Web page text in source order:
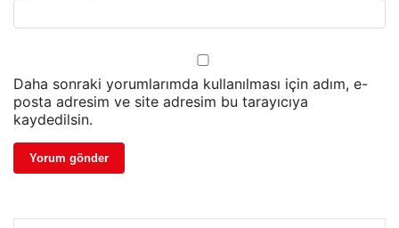
Daha sonraki yorumlarımda kullanılması için adım, e-
posta adresim ve site adresim bu tarayıcıya
kaydedilsin.